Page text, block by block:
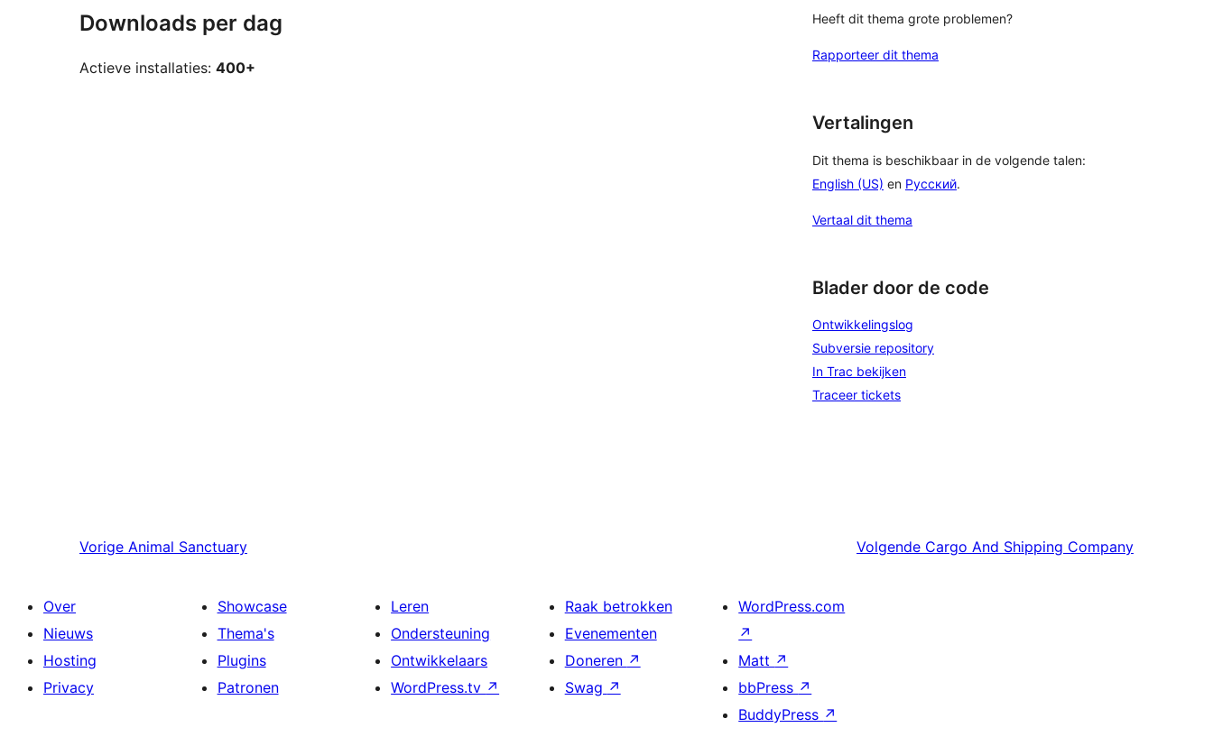
Downloads per dag
Actieve installaties: 400+
Heeft dit thema grote problemen?
Rapporteer dit thema
Vertalingen
Dit thema is beschikbaar in de volgende talen:
English (US) en Русский.
Vertaal dit thema
Blader door de code
Ontwikkelingslog
Subversie repository
In Trac bekijken
Traceer tickets
Vorige Animal Sanctuary Volgende Cargo And Shipping Company
Over
Nieuws
Hosting
Privacy
Showcase
Thema's
Plugins
Patronen
Leren
Ondersteuning
Ontwikkelaars
WordPress.tv ↗
Raak betrokken
Evenementen
Doneren ↗
Swag ↗
WordPress.com
↗
Matt ↗
bbPress ↗
BuddyPress ↗